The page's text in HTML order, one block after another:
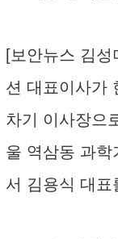
[보안뉴스 김성
션 대표이사가
차기 이사장으
울 역삼동 과학
서 김용식 대표